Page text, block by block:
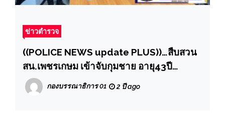
ข่าวตำรวจ
((POLICE NEWS update PLUS))…สืบสวน
สน.เพชรเกษม เข้าจับกุมชาย อายุ43ปี
จำหน่ายยาเสพติดให้โทษประเภท 1 เมทแอ
มเฟตามีน (ยาไอซ์)พร้อมอาวุธปืน
กองบรรณาธิการ 01 2 ปี ago